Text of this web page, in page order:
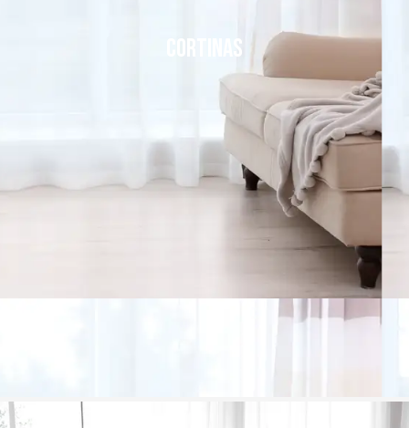
Cortinas